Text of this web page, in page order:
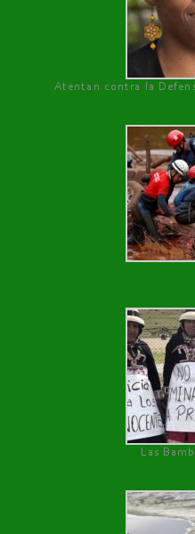
Atentan contra la
Las